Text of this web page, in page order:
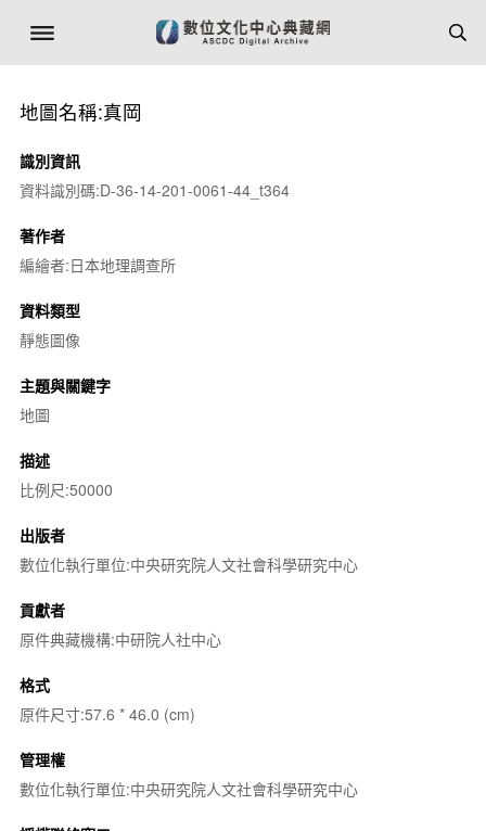
地圖名稱:真岡
識別資訊
資料識別碼:D-36-14-201-0061-44_t364
著作者
編繪者:日本地理調查所
資料類型
靜態圖像
主題與關鍵字
地圖
描述
比例尺:50000
出版者
數位化執行單位:中央研究院人文社會科學研究中心
貢獻者
原件典藏機構:中研院人社中心
格式
原件尺寸:57.6 * 46.0 (cm)
管理權
數位化執行單位:中央研究院人文社會科學研究中心